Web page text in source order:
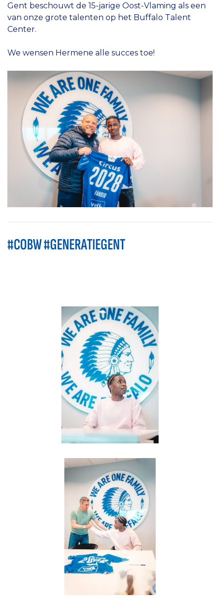
Gent beschouwt de 15-jarige Oost-Vlaming als een
van onze grote talenten op het Buffalo Talent
Center.
We wensen Hermene alle succes toe!
#COBW #GENERATIEGENT